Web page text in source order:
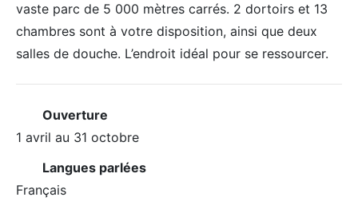
vaste parc de 5 000 mètres carrés. 2 dortoirs et 13
chambres sont à votre disposition, ainsi que deux
salles de douche. L’endroit idéal pour se ressourcer.
Ouverture
1 avril au 31 octobre
Langues parlées
Français